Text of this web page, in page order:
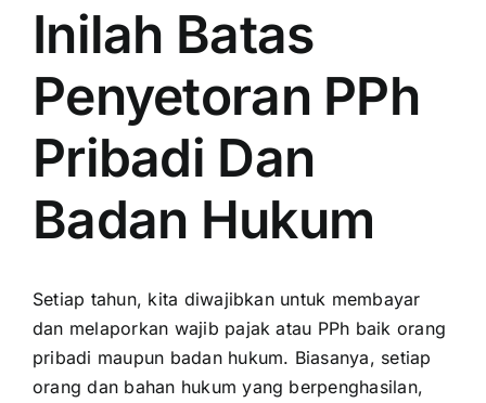
Inilah Batas
Penyetoran PPh
Pribadi Dan
Badan Hukum
Setiap tahun, kita diwajibkan untuk membayar
dan melaporkan wajib pajak atau PPh baik orang
pribadi maupun badan hukum. Biasanya, setiap
orang dan bahan hukum yang berpenghasilan,